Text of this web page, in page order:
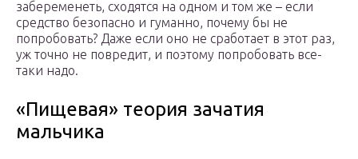
забеременеть, сходятся на одном и том же – если
средство безопасно и гуманно, почему бы не
попробовать? Даже если оно не сработает в этот раз,
уж точно не повредит, и поэтому попробовать все-
таки надо.
«Пищевая» теория зачатия
мальчика